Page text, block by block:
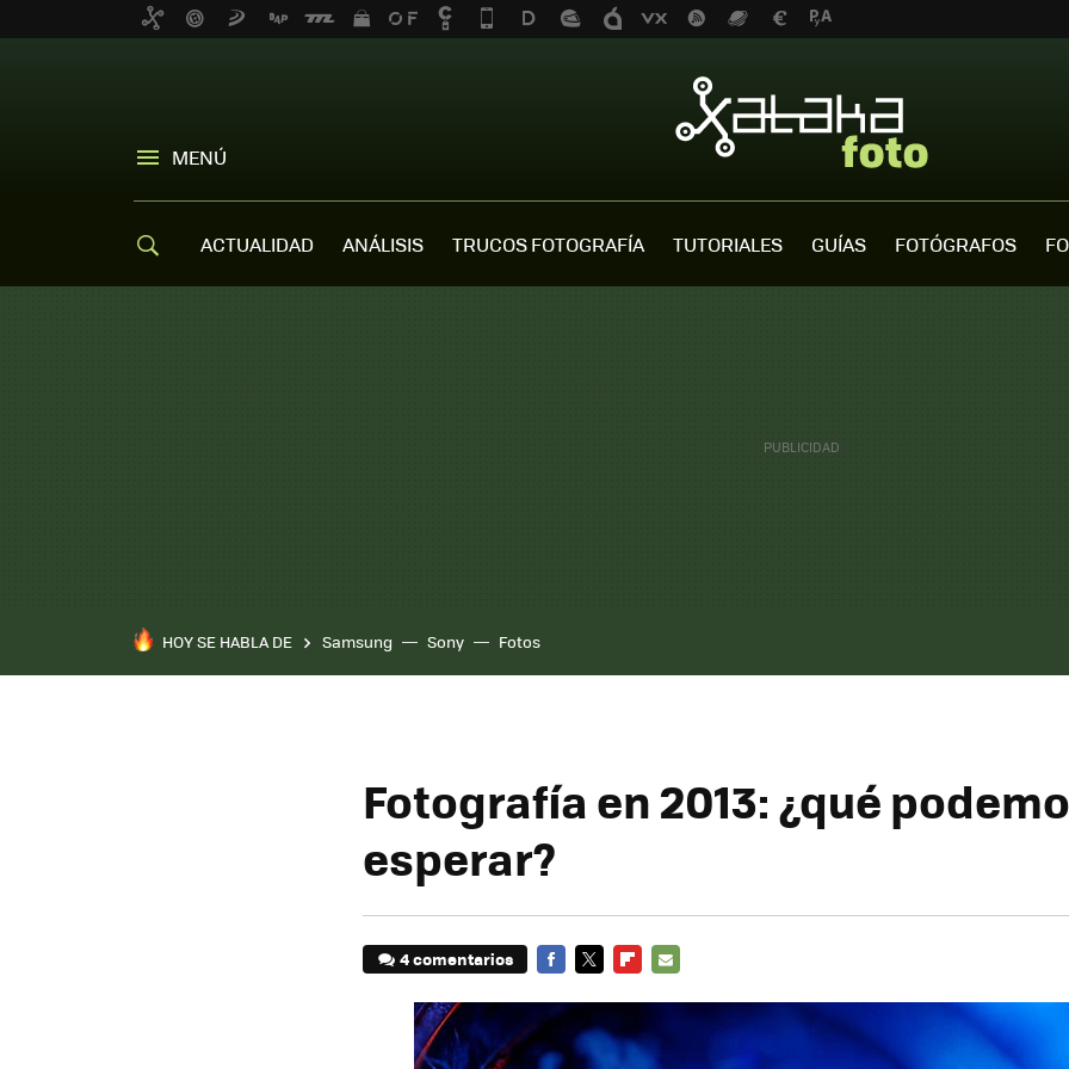
MENÚ
ACTUALIDAD ANÁLISIS TRUCOS FOTOGRAFÍA TUTORIALES GUÍAS FOTÓGRAFOS
HOY SE HABLA DE Samsung Sony Fotos
Fotografía en 2013: ¿qué
esperar?
4 comentarios
MAIL